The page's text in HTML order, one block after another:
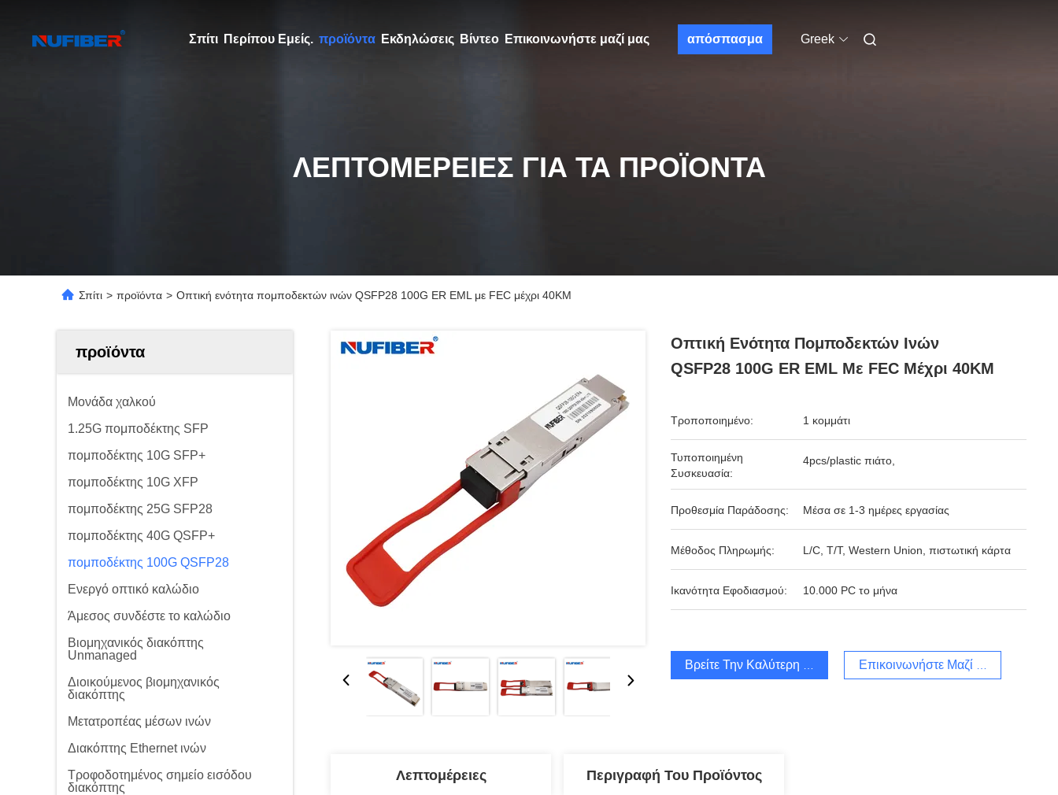
Σπίτι Περίπου Εμείς. προϊόντα Εκδηλώσεις Βίντεο Επικοινωνήστε μαζί μας απόσπασμα Greek
ΛΕΠΤΟΜΈΡΕΙΕΣ ΓΙΑ ΤΑ ΠΡΟΪΌΝΤΑ
Σπίτι > προϊόντα > Οπτική ενότητα πομποδεκτών ινών QSFP28 100G ER EML με FEC μέχρι 40KM
προϊόντα
Μονάδα χαλκού
1.25G πομποδέκτης SFP
πομποδέκτης 10G SFP+
πομποδέκτης 10G XFP
πομποδέκτης 25G SFP28
πομποδέκτης 40G QSFP+
πομποδέκτης 100G QSFP28
Ενεργό οπτικό καλώδιο
Άμεσος συνδέστε το καλώδιο
Βιομηχανικός διακόπτης
Unmanaged
Διοικούμενος βιομηχανικός
διακόπτης
Μετατροπέας μέσων ινών
Διακόπτης Ethernet ινών
Τροφοδοτημένος σημείο εισόδου
διακόπτης
Οπτική Ενότητα Πομποδεκτών Ινών
QSFP28 100G ER EML Με FEC Μέχρι 40KM
Τροποποιημένο: 1 κομμάτι
Τυποποιημένη
Συσκευασία:
4pcs/plastic πιάτο,
Προθεσμία Παράδοσης: Μέσα σε 1-3 ημέρες εργασίας
Μέθοδος Πληρωμής: L/C, T/T, Western Union, πιστωτική κάρτα
Ικανότητα Εφοδιασμού: 10.000 PC το μήνα
Βρείτε Την Καλύτερη Τιμή Επικοινωνήστε Μαζί Μας
Λεπτομέρειες Περιγραφή Του Προϊόντος